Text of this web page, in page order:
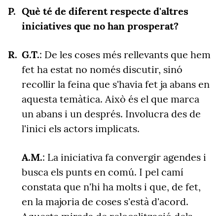
Què té de diferent respecte d'altres
iniciatives que no han prosperat?
G.T.: De les coses més rellevants que hem
fet ha estat no només discutir, sinó
recollir la feina que s'havia fet ja abans en
aquesta temàtica. Això és el que marca
un abans i un després. Involucra des de
l'inici els actors implicats.
A.M.: La iniciativa fa convergir agendes i
busca els punts en comú. I pel camí
constata que n'hi ha molts i que, de fet,
en la majoria de coses s'està d'acord.